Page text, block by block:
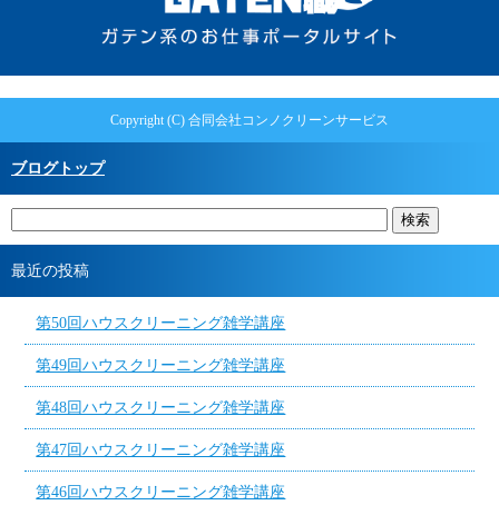
Copyright (C) 合同会社コンノクリーンサービス
ブログトップ
最近の投稿
第50回ハウスクリーニング雑学講座
第49回ハウスクリーニング雑学講座
第48回ハウスクリーニング雑学講座
第47回ハウスクリーニング雑学講座
第46回ハウスクリーニング雑学講座